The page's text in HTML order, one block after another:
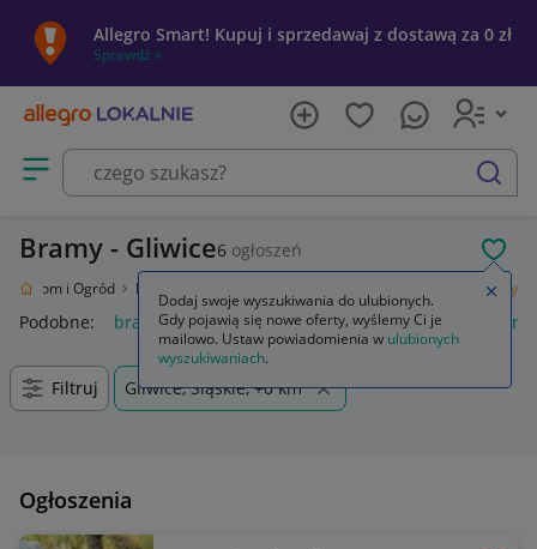
Allegro Smart! Kupuj i sprzedawaj z dostawą za 0 zł
Sprawdź »
Otwórz menu z kategoriami
szukaj
Bramy - Gliwice6 ogłoszeń
Dom i Ogród Budownictwo i Akcesoria Bramy
Podobne: bramy napęd bramy dwuskrzydłowej napęd
Filtruj Gliwice, Śląskie, +0 km
Ogłoszenia
Dodaj swoje wyszukiwania do ulubionych.
Gdy pojawią się nowe oferty, wyślemy Ci je
mailowo. Ustaw powiadomienia w ulubionych
wyszukiwaniach.